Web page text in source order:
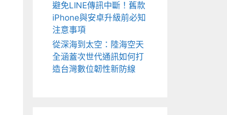
避免LINE傳訊中斷！舊款
iPhone與安卓升級前必知
注意事項
從深海到太空：陸海空天
全涵蓋次世代通訊如何打
造台灣數位韌性新防線